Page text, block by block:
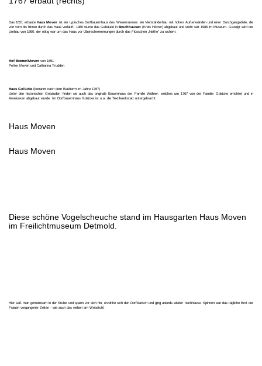
Das 1651 erbauteHaus Moven ist ein typisches Dorfbauernhaus des Weserraumes: ein Vierständerbau mit hohen Außenwänden und einer Durchgangsdiele, die
von vorn bis hinten durch das Haus verläuft. 1980 wurde das Gebäude in Bruchhausen (Kreis Höxter) abgebaut und steht seit 1986 im Museum. Gezeigt wird der
Umbau von 1860, der nötig war um das Haus vor Überschwemmungen durch das Flüsschen „Nethe“ zu sichern.
Hof Bremer/Moven von 1651
Petter Moven und Catharina Trudden
Haus Golücke (benannt nach dem Bauherrn im Jahre 1767)
Unter den historischen Gebäuden finden sie auch das originale Bauernhaus der Familie Wüllner, welches um 1767 von der Familie Golücke errichtet und in
Amelunxen abgebaut wurde. Im Dorfbauernhaus Golücke ist u.a. die Textilwerkstatt untergebracht.
Haus Moven
Haus Moven
Diese schöne Vogelscheuche stand im Hausgarten Haus Moven
im Freilichtmuseum Detmold.
Hier saß man gemeinsam in der Stube und spann vor sich hin, erzählte sich den Dorfklatsch und ging abends wieder nachhause. Spinnen war das tägliche Brot der
Frauen vergangener Zeiten - wie auch das weben am Webstuhl.